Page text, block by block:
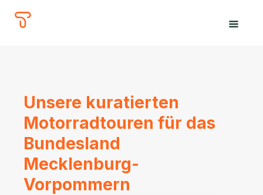
The
Tours
Unsere kuratierten
Motorradtouren für das
Bundesland
Mecklenburg-
Vorpommern